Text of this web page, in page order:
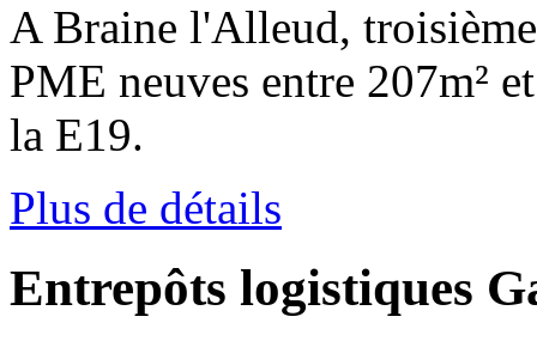
A Braine l'Alleud,
PME neuves entre 207m²
la E19.
Plus de détails
Entrepôts logistiques